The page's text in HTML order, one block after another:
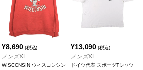
¥8,690(税込)
メンズXL
WISCONSIN ウィスコンシン
¥13,090 (税込)
メンズXL
ドイツ代表 スポーツTシャツ